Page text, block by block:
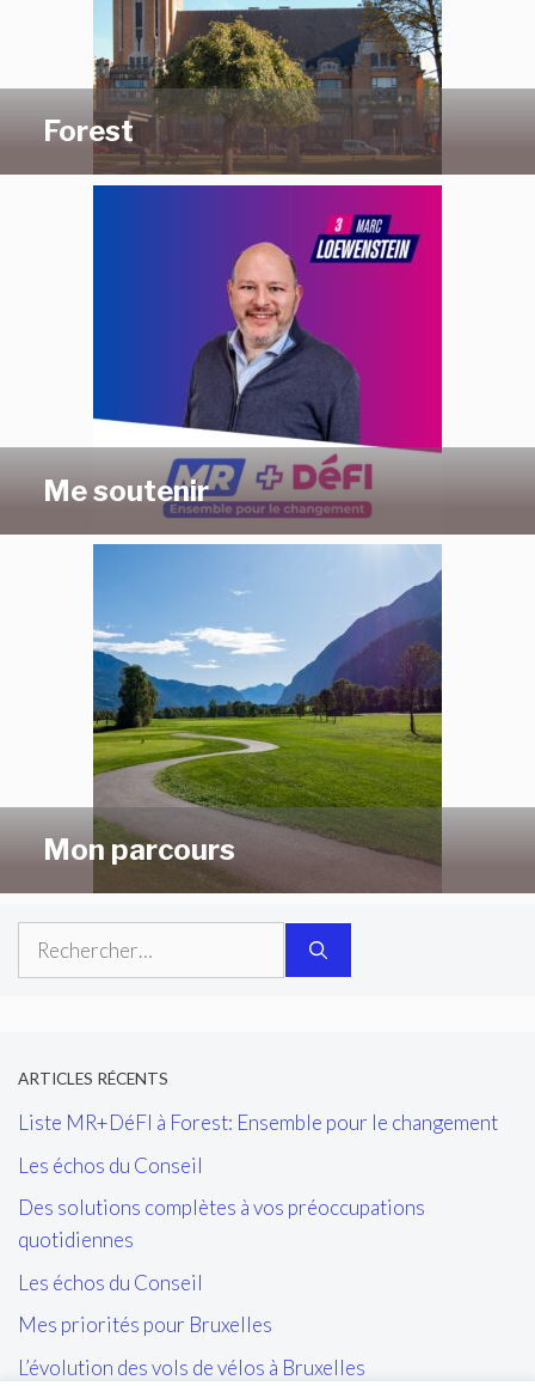
Forest
Me soutenir
Mon parcours
Rechercher :
ARTICLES RÉCENTS
Liste MR+DéFI à Forest: Ensemble pour le changement
Les échos du Conseil
Des solutions complètes à vos préoccupations
quotidiennes
Les échos du Conseil
Mes priorités pour Bruxelles
L’évolution des vols de vélos à Bruxelles